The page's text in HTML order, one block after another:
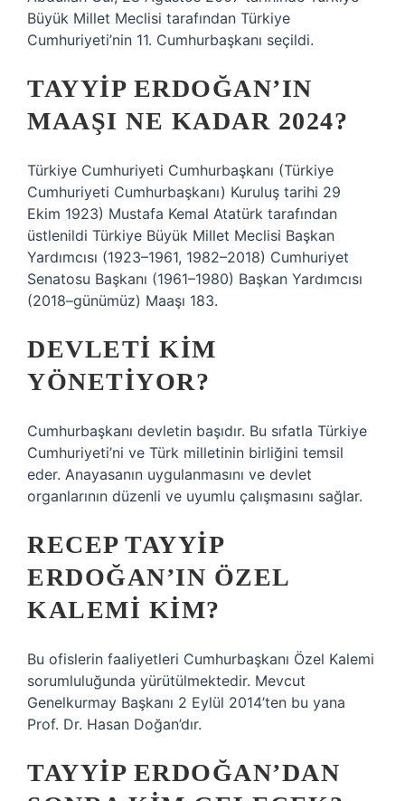
Büyük Millet Meclisi tarafından Türkiye
Cumhuriyeti’nin 11. Cumhurbaşkanı seçildi.
TAYYIP ERDOĞAN’IN
MAAŞI NE KADAR 2024?
Türkiye Cumhuriyeti Cumhurbaşkanı (Türkiye
Cumhuriyeti Cumhurbaşkanı) Kuruluş tarihi 29
Ekim 1923) Mustafa Kemal Atatürk tarafından
üstlenildi Türkiye Büyük Millet Meclisi Başkan
Yardımcısı (1923–1961, 1982–2018) Cumhuriyet
Senatosu Başkanı (1961–1980) Başkan Yardımcısı
(2018–günümüz) Maaşı 183.
DEVLETI KIM
YÖNETIYOR?
Cumhurbaşkanı devletin başıdır. Bu sıfatla Türkiye
Cumhuriyeti’ni ve Türk milletinin birliğini temsil
eder. Anayasanın uygulanmasını ve devlet
organlarının düzenli ve uyumlu çalışmasını sağlar.
RECEP TAYYIP
ERDOĞAN’IN ÖZEL
KALEMI KIM?
Bu ofislerin faaliyetleri Cumhurbaşkanı Özel Kalemi
sorumluluğunda yürütülmektedir. Mevcut
Genelkurmay Başkanı 2 Eylül 2014’ten bu yana
Prof. Dr. Hasan Doğan’dır.
TAYYIP ERDOĞAN’DAN